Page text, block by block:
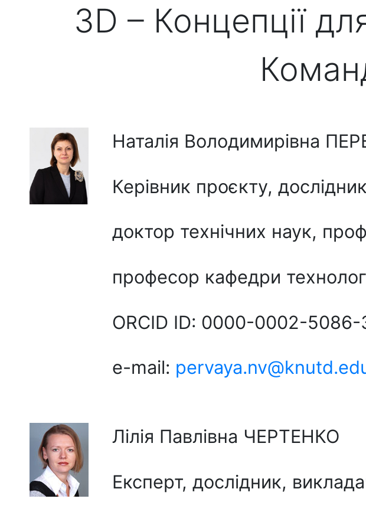
3D – Концепції
Наталія Володимирівна
Керівник проєкту,
доктор технічних наук,
професор кафедри
ORCID ID: 0000-0002-
e-mail:
Лілія Павлівна ЧЕРТЕНКО
Експерт, дослідник,